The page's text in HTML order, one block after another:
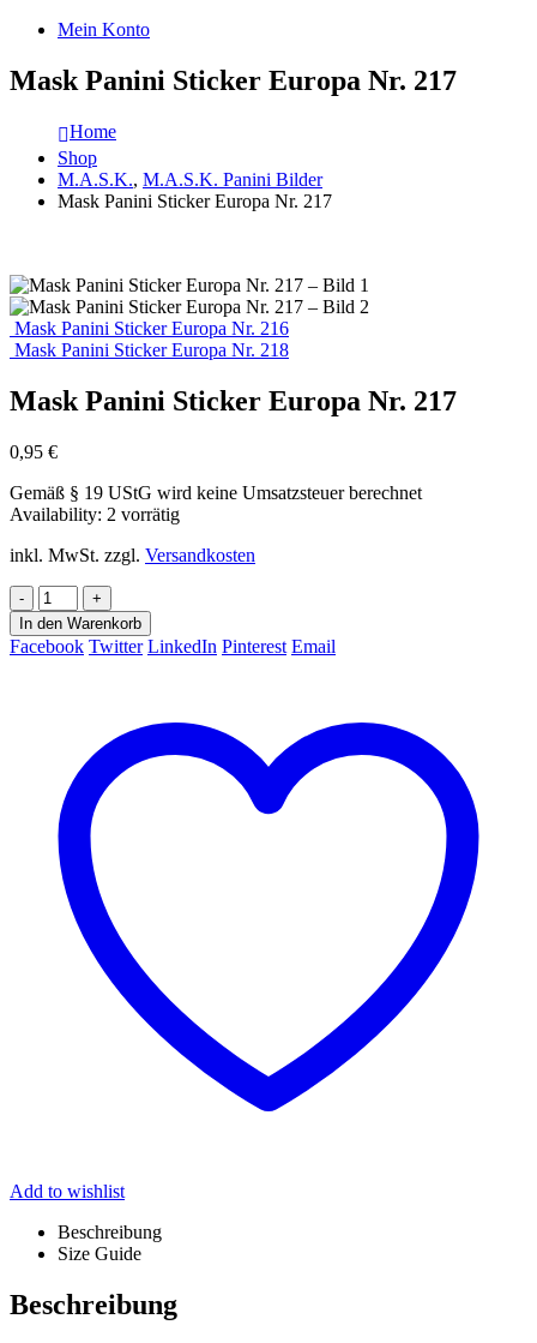
Mein Konto
Mask Panini Sticker Europa Nr. 217
Home
Shop
M.A.S.K., M.A.S.K. Panini Bilder
Mask Panini Sticker Europa Nr. 217
Mask Panini Sticker Europa Nr. 216
Mask Panini Sticker Europa Nr. 218
Mask Panini Sticker Europa Nr. 217
0,95 €
Gemäß § 19 UStG wird keine Umsatzsteuer berechnet
Availability: 2 vorrätig
inkl. MwSt. zzgl. Versandkosten
-
+
In den Warenkorb
Facebook Twitter LinkedIn Pinterest Email
Add to wishlist
Beschreibung
Size Guide
Beschreibung